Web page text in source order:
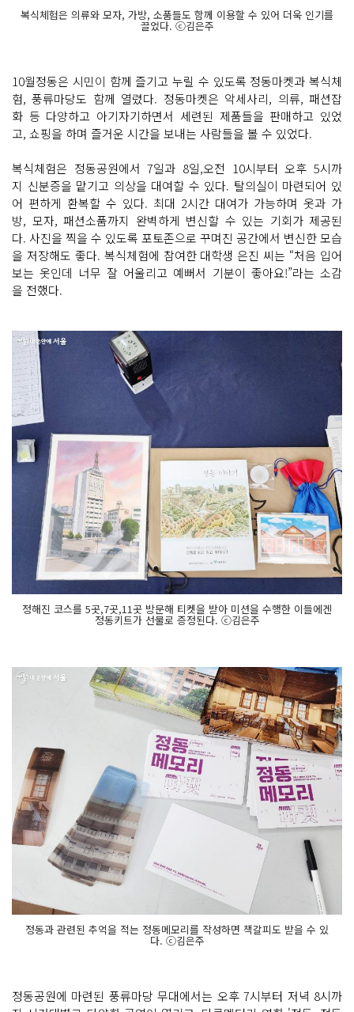
복식체험은 의류와 모자, 가방, 소품들도 함께 이용할 수 있어 더욱 인기를
끌었다. ⓒ김은주
10월정동은 시민이 함께 즐기고 누릴 수 있도록 정동마켓과 복식체
험, 풍류마당도 함께 열렸다. 정동마켓은 악세사리, 의류, 패션잡
화 등 다양하고 아기자기하면서 세련된 제품들을 판매하고 있었
고, 쇼핑을 하며 즐거운 시간을 보내는 사람들을 볼 수 있었다.
복식체험은 정동공원에서 7일과 8일,오전 10시부터 오후 5시까
지 신분증을 맡기고 의상을 대여할 수 있다. 탈의실이 마련되어 있
어 편하게 환복할 수 있다. 최대 2시간 대여가 가능하며 옷과 가
방, 모자, 패션소품까지 완벽하게 변신할 수 있는 기회가 제공된
다. 사진을 찍을 수 있도록 포토존으로 꾸며진 공간에서 변신한 모습
을 저장해도 좋다. 복식체험에 참여한 대학생 은진 씨는 “처음 입어
보는 옷인데 너무 잘 어울리고 예뻐서 기분이 좋아요!”라는 소감
을 전했다.
정해진 코스를 5곳,7곳,11곳 방문해 티켓을 받아 미션을 수행한 이들에겐
정동키트가 선물로 증정된다. ⓒ김은주
정동과 관련된 추억을 적는 정동메모리를 작성하면 책갈피도 받을 수 있
다. ⓒ김은주
정동공원에 마련된 풍류마당 무대에서는 오후 7시부터 저녁 8시까